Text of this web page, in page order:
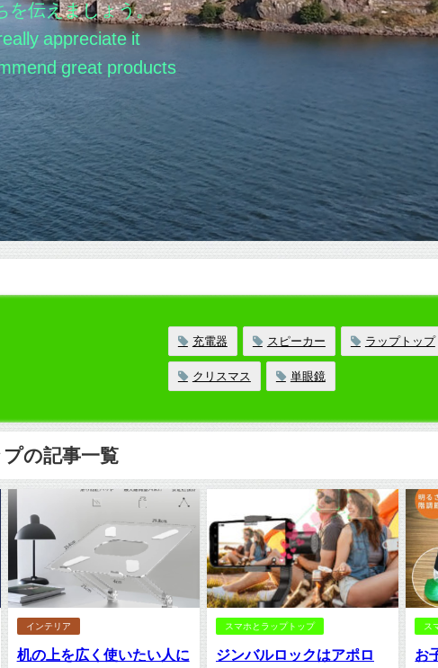
を伝えましょう。
appreciate it
great products
充電器 スピーカー ラップトップ
クリスマス 単眼鏡
の記事一覧
インテリア
机の上を広く使いたい人に
スマホとラップトップ
ジンバルロックはアポロ
ス
お